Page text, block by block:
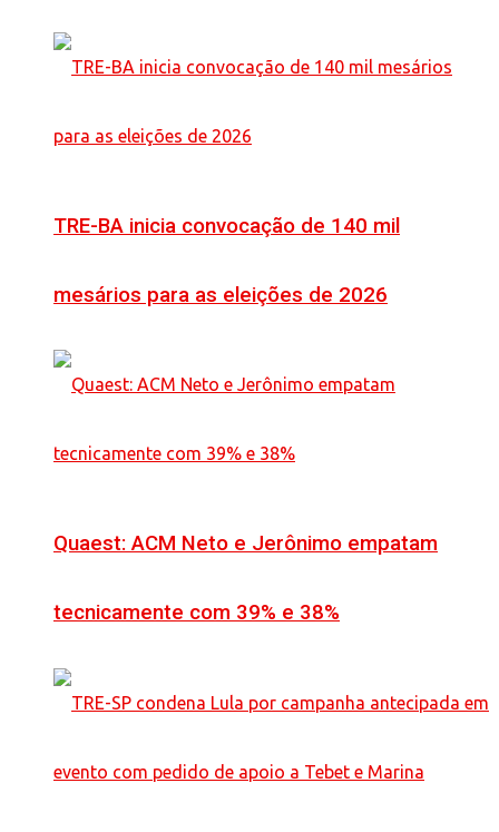
TRE-BA inicia convocação de 140 mil
mesários para as eleições de 2026
Quaest: ACM Neto e Jerônimo empatam
tecnicamente com 39% e 38%